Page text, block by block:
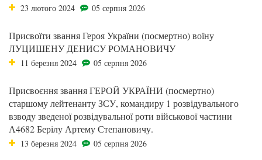
23 лютого 2024 05 серпня 2026
Присвоїти звання Героя України (посмертно) воїну
ЛУЦИШЕНУ ДЕНИСУ РОМАНОВИЧУ
11 березня 2024 05 серпня 2026
Присвоєння звання ГЕРОЙ УКРАЇНИ (посмертно)
старшому лейтенанту ЗСУ, командиру 1 розвідувального
взводу зведеної розвідувальної роти військової частини
А4682 Берілу Артему Степановичу.
13 березня 2024 05 серпня 2026